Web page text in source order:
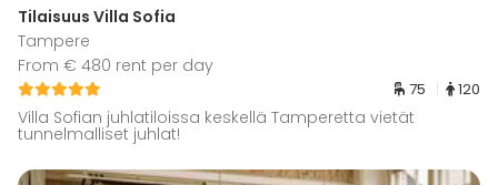
Tilaisuus Villa Sofia
Tampere
From € 480 rent per day
75 120
Villa Sofian juhlatiloissa keskellä Tamperetta vietät
tunnelmalliset juhlat!